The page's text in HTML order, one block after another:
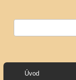
Úvod